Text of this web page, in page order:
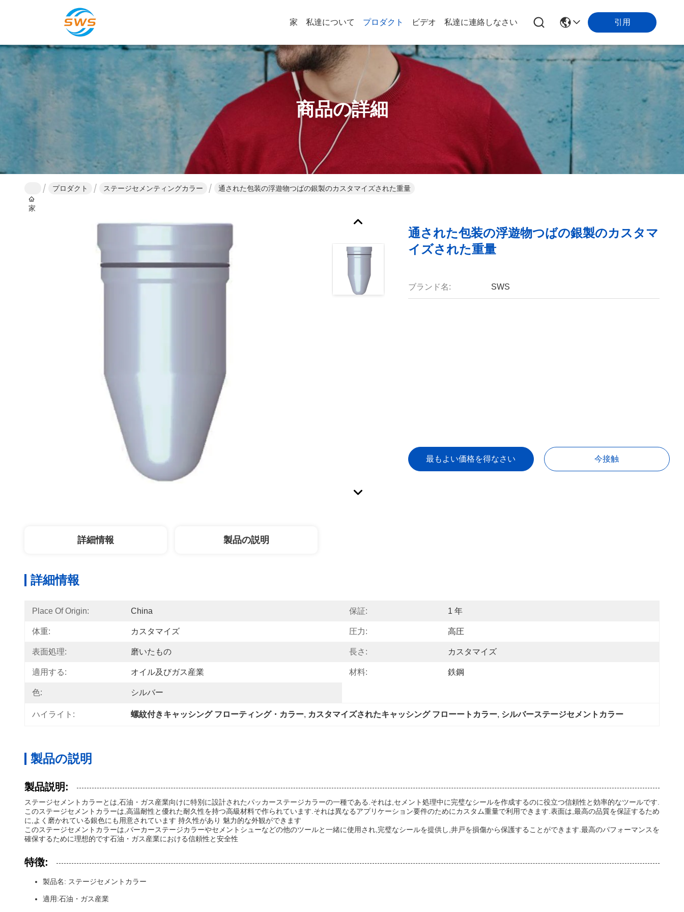
家 私達について プロダクト ビデオ 私達に連絡しなさい 引用
商品の詳細
家
プロダクト ステージセメンティングカラー 通された包装の浮遊物つばの銀製のカスタマイズされた重量
通された包装の浮遊物つばの銀製のカスタマ
イズされた重量
ブランド名: SWS
最もよい価格を得なさい 今接触
詳細情報 製品の説明
詳細情報
Place Of Origin: China 保証: 1 年
体重: カスタマイズ 圧力: 高圧
表面処理: 磨いたもの 長さ: カスタマイズ
適用する: オイル及びガス産業 材料: 鉄鋼
色: シルバー
ハイライト: 螺紋付きキャッシング フローティング・カラー, カスタマイズされたキャッシング フローートカラー, シルバーステージセメントカラー
製品の説明
製品説明:
ステージセメントカラーとは,石油・ガス産業向けに特別に設計されたパッカーステージカラーの一種である.それは,セメント処理中に完璧なシールを作成するのに役立つ信頼性と効率的なツールです.
このステージセメントカラーは,高温耐性と優れた耐久性を持つ高級材料で作られています.それは異なるアプリケーション要件のためにカスタム重量で利用できます.表面は,最高の品質を保証するため
に,よく磨かれている銀色にも用意されています 持久性があり 魅力的な外観ができます
このステージセメントカラーは,パーカーステージカラーやセメントシューなどの他のツールと一緒に使用され,完璧なシールを提供し,井戸を損傷から保護することができます.最高のパフォーマンスを
確保するために理想的です石油・ガス産業における信頼性と安全性
特徴:
製品名: ステージセメントカラー
適用:石油・ガス産業